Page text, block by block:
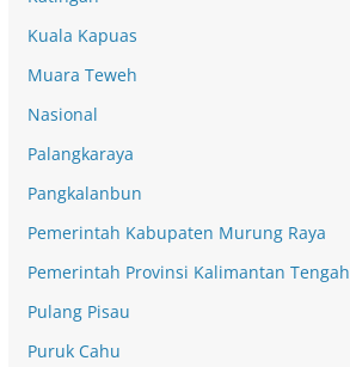
Kuala Kapuas
Muara Teweh
Nasional
Palangkaraya
Pangkalanbun
Pemerintah Kabupaten Murung Raya
Pemerintah Provinsi Kalimantan Tengah
Pulang Pisau
Puruk Cahu